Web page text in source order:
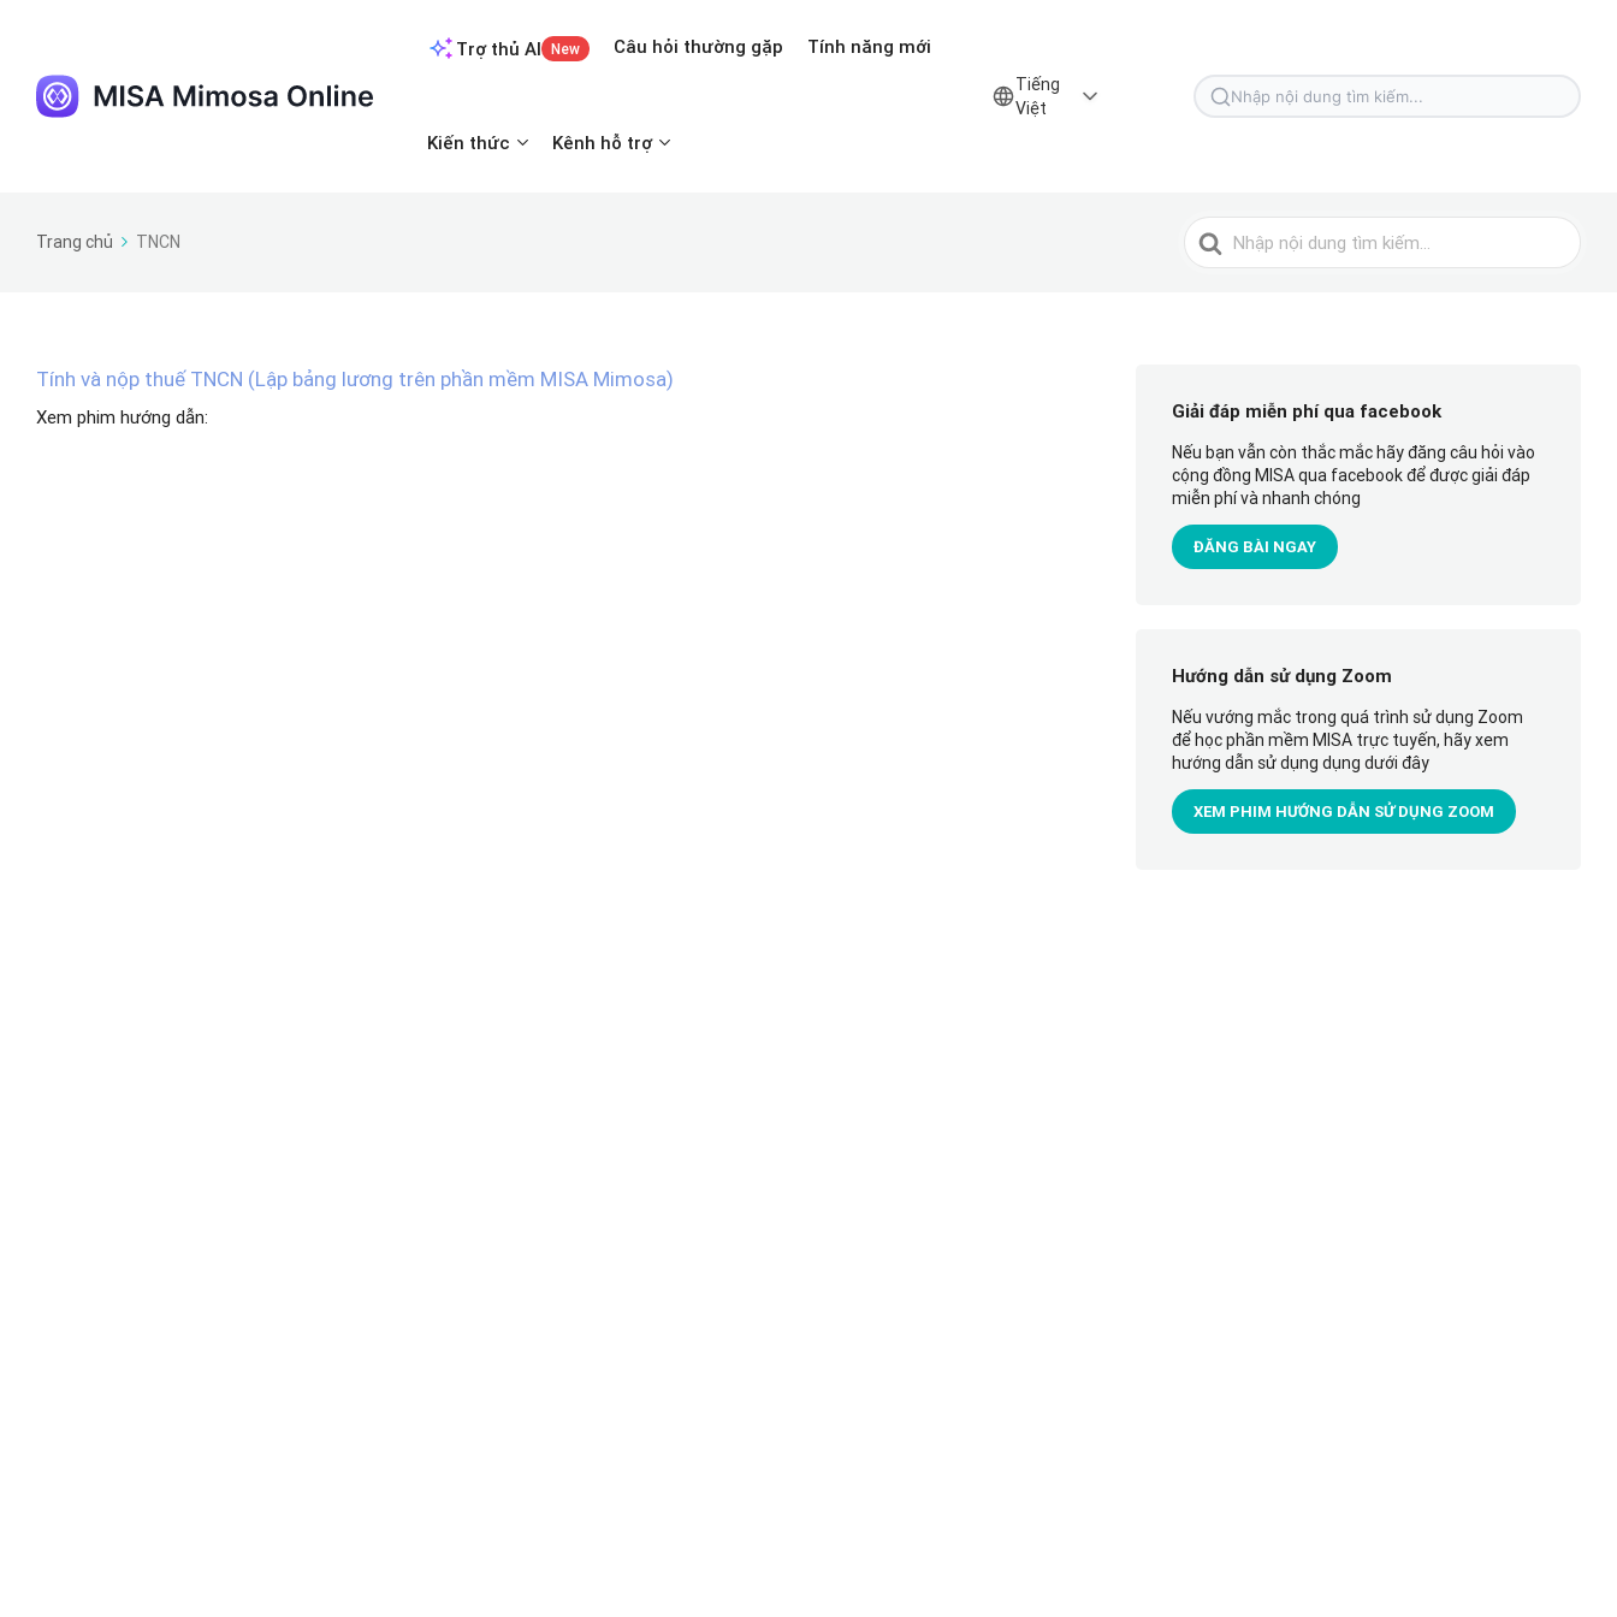
Trợ thủ AI New Câu hỏi thường gặp Tính năng mới
Kiến thức Kênh hỗ trợ
Tiếng
Việt
Tìm
Trang chủ TNCN
Tìm
kiếm
Tính và nộp thuế TNCN (Lập bảng lương trên phần mềm MISA Mimosa)
Xem phim hướng dẫn:
Giải đáp miễn phí qua facebook
Nếu bạn vẫn còn thắc mắc hãy đăng câu hỏi vào
cộng đồng MISA qua facebook để được giải đáp
miễn phí và nhanh chóng
ĐĂNG BÀI NGAY
Hướng dẫn sử dụng Zoom
Nếu vướng mắc trong quá trình sử dụng Zoom
để học phần mềm MISA trực tuyến, hãy xem
hướng dẫn sử dụng dụng dưới đây
XEM PHIM HƯỚNG DẪN SỬ DỤNG ZOOM